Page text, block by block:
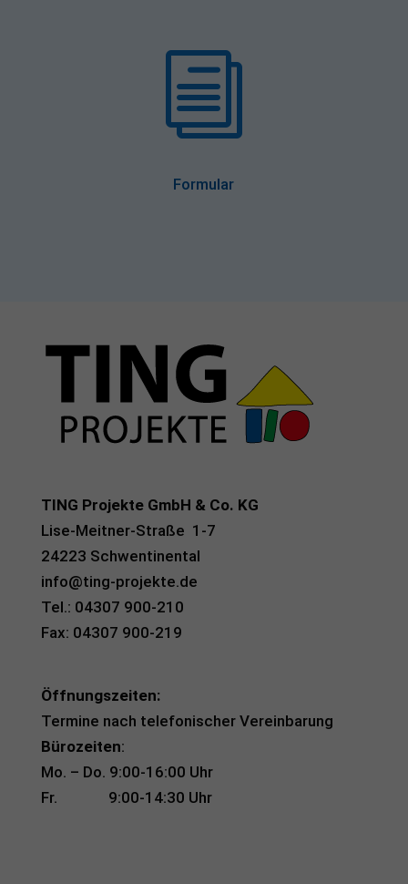
i
Formular
TING Projekte GmbH & Co. KG
Lise-Meitner-Straße 1-7
24223 Schwentinental
info@ting-projekte.de
Tel.: 04307 900-210
Fax: 04307 900-219
Öffnungszeiten:
Termine nach telefonischer Vereinbarung
Bürozeiten:
Mo. – Do. 9:00-16:00 Uhr
Fr. 9:00-14:30 Uhr